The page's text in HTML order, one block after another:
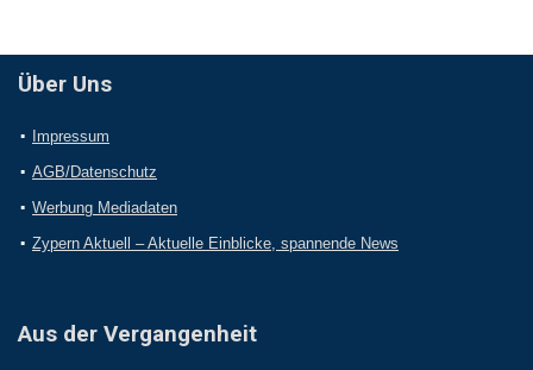
Über Uns
Impressum
AGB/Datenschutz
Werbung Mediadaten
Zypern Aktuell – Aktuelle Einblicke, spannende News
Aus der Vergangenheit